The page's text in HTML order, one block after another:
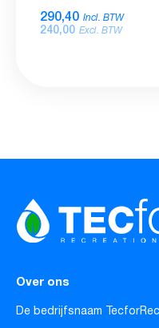
290,40 Incl. BTW
240,00 Excl. BTW
Over ons
De bedrijfsnaam